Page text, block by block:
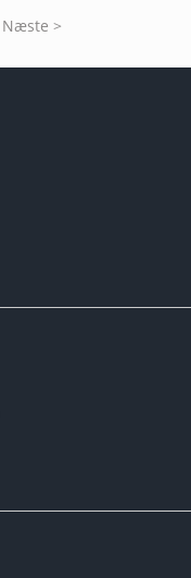
Næste >